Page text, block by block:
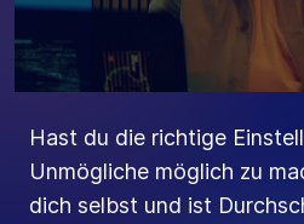
Hast du die richtige
Unmögliche möglich zu
dich selbst und ist